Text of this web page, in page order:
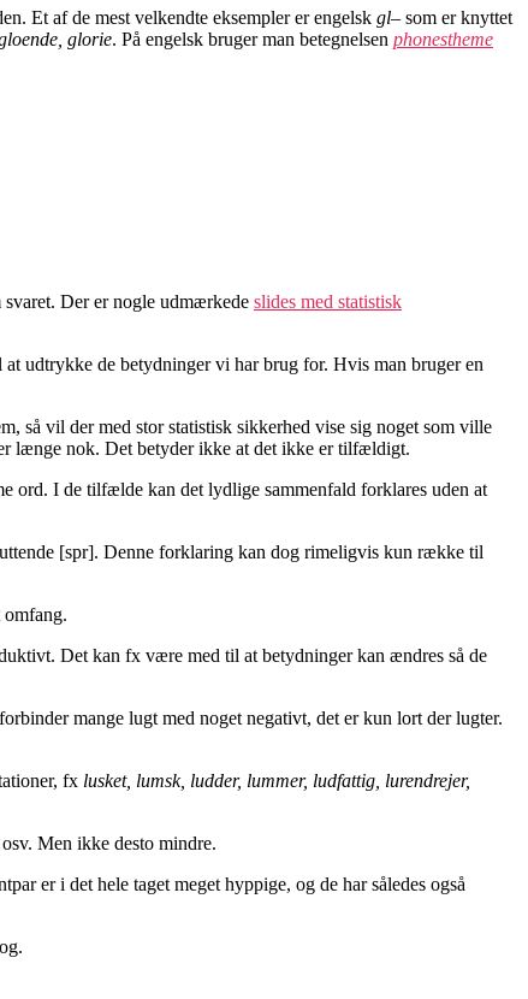
Et af de mest velkendte eksempler er engelsk gl– som er knyttet
glorie. På engelsk bruger man betegnelsen phonestheme
Der er nogle udmærkede slides med statistisk
udtrykke de betydninger vi har brug for. Hvis man bruger en
så vil der med stor statistisk sikkerhed vise sig noget som ville
længe nok. Det betyder ikke at det ikke er tilfældigt.
ord. I de tilfælde kan det lydlige sammenfald forklares uden at
[spr]. Denne forklaring kan dog rimeligvis kun række til
Det kan fx være med til at betydninger kan ændres så de
mange lugt med noget negativt, det er kun lort der lugter.
fx lusket, lumsk, ludder, lummer, ludfattig, lurendrejer,
Men ikke desto mindre.
er i det hele taget meget hyppige, og de har således også